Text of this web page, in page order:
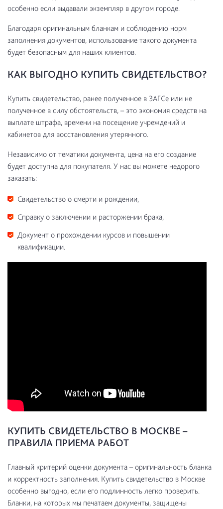
особенно если выдавали экземпляр в другом городе.
Благодаря оригинальным бланкам и соблюдению норм
заполнения документов, использование такого документа
будет безопасным для наших клиентов.
КАК ВЫГОДНО КУПИТЬ СВИДЕТЕЛЬСТВО?
Купить свидетельство, ранее полученное в ЗАГСе или не
полученное в силу обстоятельств, – это экономия средств на
выплате штрафа, времени на посещение учреждений и
кабинетов для восстановления утерянного.
Независимо от тематики документа, цена на его создание
будет доступна для покупателя. У нас вы можете недорого
заказать:
Свидетельство о смерти и рождении,
Справку о заключении и расторжении брака,
Документ о прохождении курсов и повышении
квалификации.
КУПИТЬ СВИДЕТЕЛЬСТВО В МОСКВЕ –
ПРАВИЛА ПРИЕМА РАБОТ
Главный критерий оценки документа – оригинальность бланка
и корректность заполнения. Купить свидетельство в Москве
особенно выгодно, если его подлинность легко проверить.
Бланки, на которых мы печатаем документы, защищены